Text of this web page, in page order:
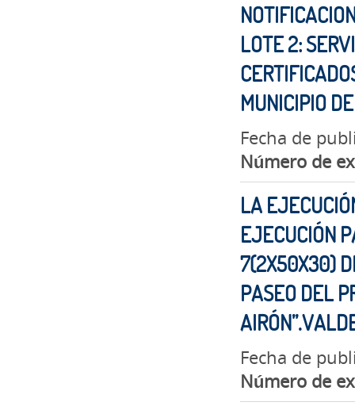
LOTE 2:
MUNICIPIO
Fecha de
Número de
LA
EJECUCIÓN
7(2X50X30)
PASEO DEL
Fecha de
Número de